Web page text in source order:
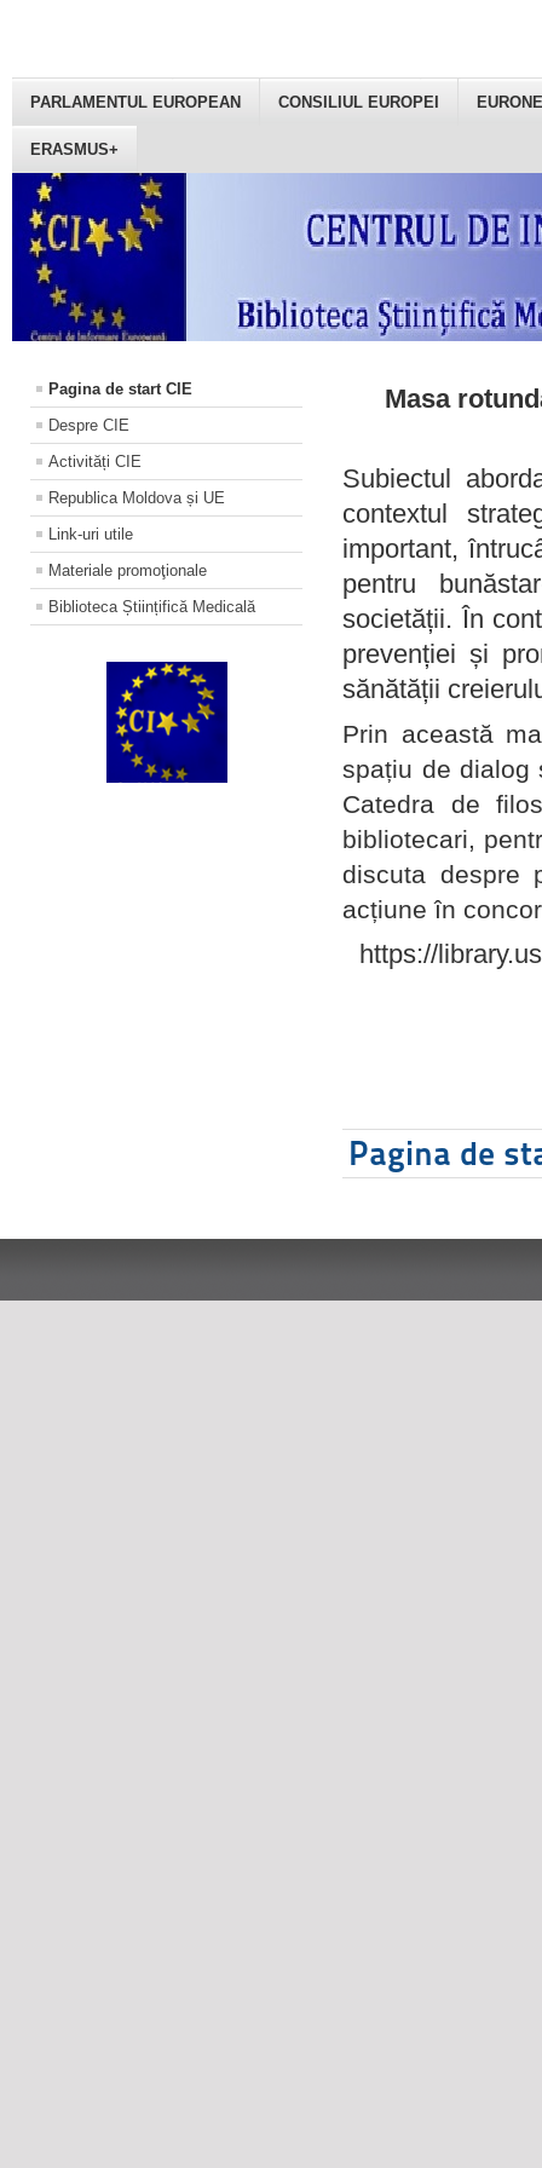
PARLAMENTUL EUROPEAN CONSILIUL EUROPEI
ERASMUS+
Pagina de start CIE
Despre CIE
Activități CIE
Republica Moldova și UE
Link-uri utile
Materiale promoţionale
Biblioteca Științifică Medicală
Masa
Subiectul
contextul
important,
pentru
societății. În
prevenției și
sănătății
Prin această
spațiu de dialog
Catedra de
bibliotecari,
discuta despre
acțiune în
https://
Pagina de